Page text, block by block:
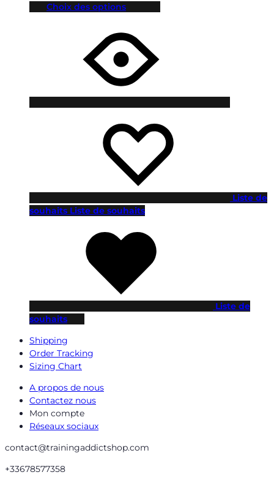
Choix des options
Liste de
souhaits Liste de souhaits
Liste de
souhaits
Shipping
Order Tracking
Sizing Chart
A propos de nous
Contactez nous
Mon compte
Réseaux sociaux
contact@trainingaddictshop.com
+33678577358